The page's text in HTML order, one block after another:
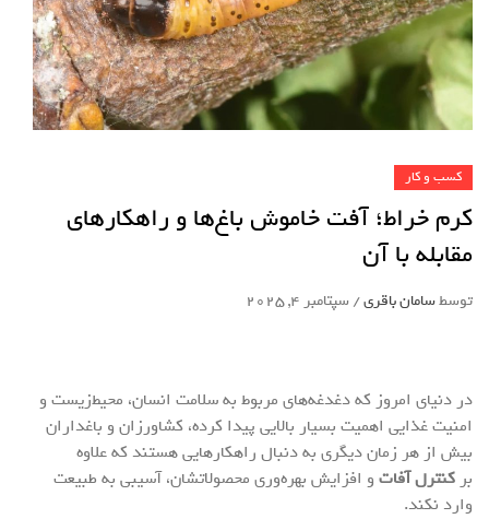
کسب و کار
کرم خراط؛ آفت خاموش باغ‌ها و راهکارهای
مقابله با آن
توسطسامان باقری/سپتامبر 4, 2025
در دنیای امروز که دغدغه‌های مربوط به سلامت انسان، محیط‌زیست و
امنیت غذایی اهمیت بسیار بالایی پیدا کرده، کشاورزان و باغداران
بیش از هر زمان دیگری به دنبال راهکارهایی هستند که علاوه
بر کنترل آفات و افزایش بهره‌وری محصولاتشان، آسیبی به طبیعت
وارد نکند.